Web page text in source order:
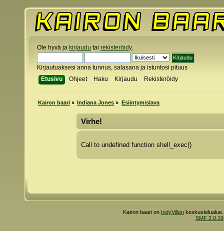
Ole hyvä ja kirjaudu tai rekisteröidy.
Kirjautuaksesi anna tunnus, salasana ja istuntosi pituus
Etusivu
Ohjeet Haku Kirjaudu Rekisteröidy
Kairon baari» Indiana Jones » Esiintymislava
Virhe!
Call to undefined function shell_exec()
Kairon baari on IndyVillen
SMF 2.0.19